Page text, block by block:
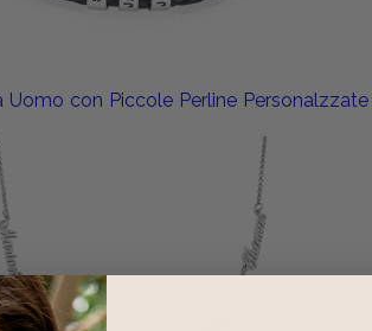
Uomo con Piccole Perline